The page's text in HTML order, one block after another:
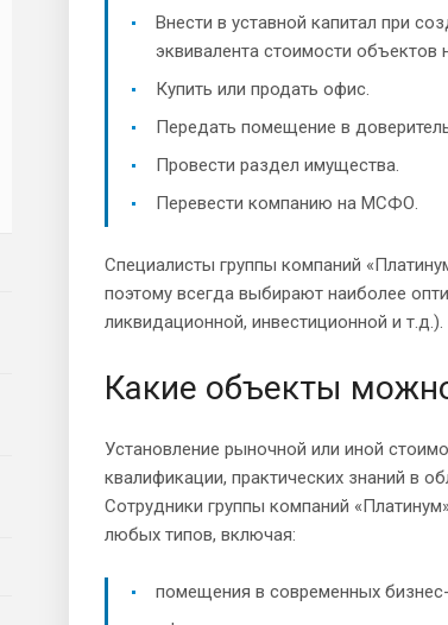
Внести в уставной капитал при
эквивалента стоимости объектов
Купить или продать офис.
Передать помещение в
Провести раздел имущества.
Перевести компанию на МСФО.
Специалисты группы компаний
поэтому всегда выбирают наиболее
ликвидационной, инвестиционной и т.д.).
Какие объекты
Установление рыночной или иной
квалификации, практических знаний в
Сотрудники группы компаний
любых типов, включая:
помещения в современных